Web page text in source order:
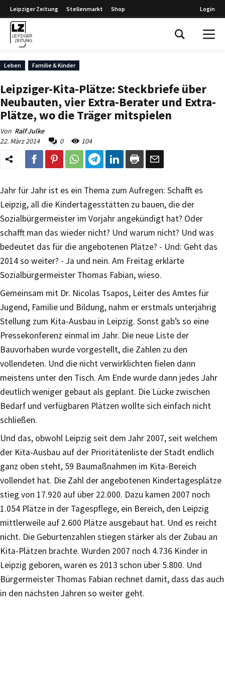
Leipziger Zeitung Stellenmarkt Shop Login
Leben Familie & Kinder
Leipziger-Kita-Plätze: Steckbriefe über
Neubauten, vier Extra-Berater und Extra-
Plätze, wo die Träger mitspielen
Von Ralf Julke
22. März 2014
0 104
Jahr für Jahr ist es ein Thema zum Aufregen: Schafft es
Leipzig, all die Kindertagesstätten zu bauen, die der
Sozialbürgermeister im Vorjahr angekündigt hat? Oder
schafft man das wieder nicht? Und warum nicht? Und was
bedeutet das für die angebotenen Plätze? - Und: Geht das
2014 so weiter? - Ja und nein. Am Freitag erklärte
Sozialbürgermeister Thomas Fabian, wieso.
Gemeinsam mit Dr. Nicolas Tsapos, Leiter des Amtes für
Jugend, Familie und Bildung, nahm er erstmals unterjährig
Stellung zum Kita-Ausbau in Leipzig. Sonst gab’s so eine
Pressekonferenz einmal im Jahr. Die neue Liste der
Bauvorhaben wurde vorgestellt, die Zahlen zu den
vollendeten. Und die nicht verwirklichten fielen dann
meistens unter den Tisch. Am Ende wurde dann jedes Jahr
deutlich weniger gebaut als geplant. Die Lücke zwischen
Bedarf und verfügbaren Plätzen wollte sich einfach nicht
schließen.
Und das, obwohl Leipzig seit dem Jahr 2007, seit welchem
der Kita-Ausbau auf der Prioritätenliste der Stadt endlich
ganz oben steht, 59 Baumaßnahmen im Kita-Bereich
vollendet hat. Die Zahl der angebotenen Kindertagesplätze
stieg von 17.920 auf über 22.000. Dazu kamen 2007 noch
1.054 Plätze in der Tagespflege, ein Bereich, den Leipzig
mittlerweile auf 2.600 Plätze ausgebaut hat. Und es reicht
nicht. Die Geburtenzahlen stiegen stärker als der Zubau an
Kita-Plätzen brachte. Wurden 2007 noch 4.736 Kinder in
Leipzig geboren, waren es 2013 schon über 5.800. Und
Bürgermeister Thomas Fabian rechnet damit, dass das auch
in den nächsten Jahren so weiter geht.